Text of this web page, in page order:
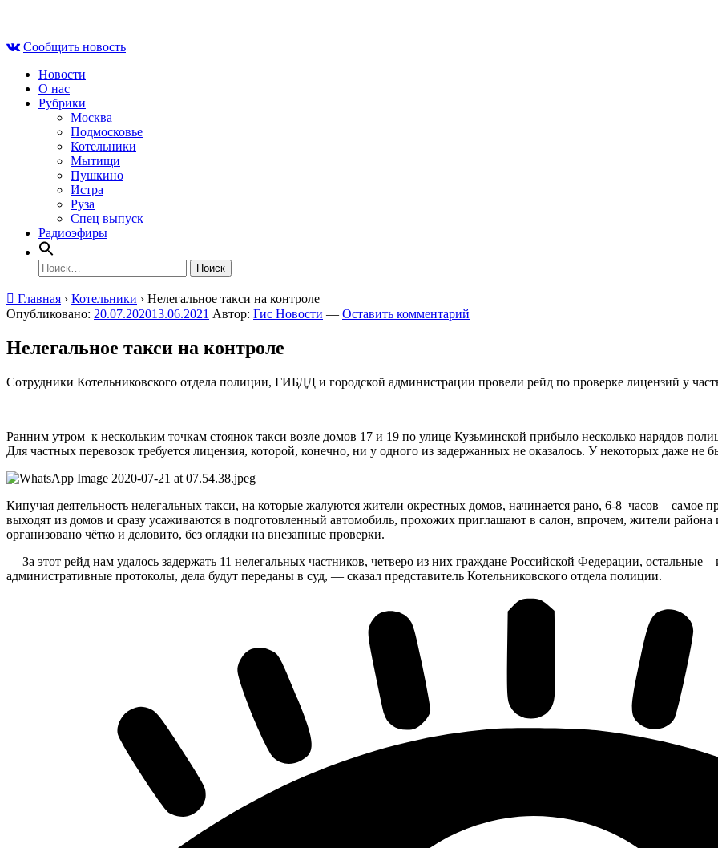
contentСообщить новость
Новости
О нас
Рубрики
Москва
Подмосковье
Котельники
Мытищи
Пушкино
Истра
Руза
Спец выпуск
Радиоэфиры
Найти:
Главная › Котельники › Нелегальное такси на контроле
Опубликовано: 20.07.202013.06.2021 Автор: Гис Новости — Оставить комментарий
Нелегальное такси на контроле
Сотрудники Котельниковского отдела полиции, ГИБДД и городской администрации провели рейд по проверке лицензий у
Ранним утром к нескольким точкам стоянок такси возле домов 17 и 19 по улице Кузьминской прибыло несколько нарядов
Для частных перевозок требуется лицензия, которой, конечно, ни у одного из задержанных не оказалось. У некоторых даже не
Кипучая деятельность нелегальных такси, на которые жалуются жители окрестных домов, начинается рано, 6-8 часов – самое
выходят из домов и сразу усаживаются в подготовленный автомобиль, прохожих приглашают в салон, впрочем, жители
организовано чётко и деловито, без оглядки на внезапные проверки.
— За этот рейд нам удалось задержать 11 нелегальных частников, четверо из них граждане Российской Федерации, остальные –
административные протоколы, дела будут переданы в суд, — сказал представитель Котельниковского отдела полиции.